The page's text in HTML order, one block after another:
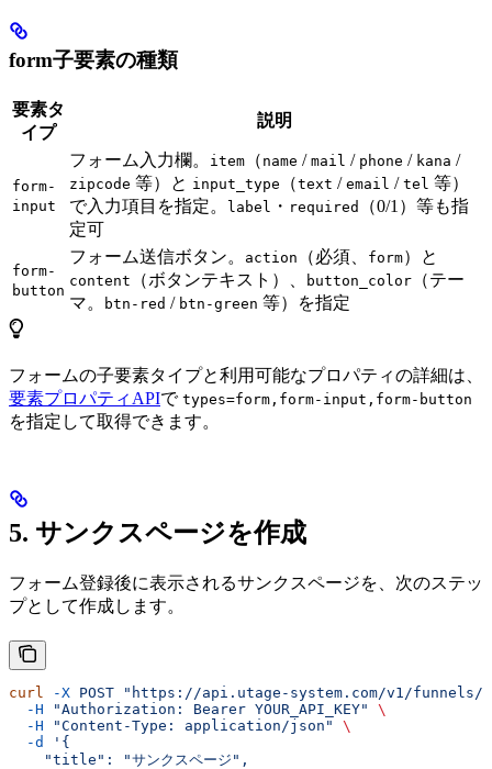
form子要素の種類
要素タ
イプ
説明
form-
input
フォーム入力欄。 item （ name / mail / phone / kana /
zipcode 等）と input_type （text / email / tel 等）
で入力項目を指定。
label ・ required
（0/1）等も指
定可
form-
button
フォーム送信ボタン。 action （必須、 form）と
content （ボタンテキスト）、 button_color （テー
マ。
btn-red / btn-green 等）を指定
フォームの子要素タイプと利用可能なプロパティの詳細は、
要素プロパティAPIで types=form,form-input,form-button
を指定して取得できます。
5. サンクスページを作成
フォーム登録後に表示されるサンクスページを、次のステッ
プとして作成します。
curl -X POST "https://api.utage-system.com/v1/funnels/
  -H
"Authorization: Bearer YOUR_API_KEY"
\
  -H
"Content-Type: application/json"
\
  -d
'{
    "title": "サンクスページ",